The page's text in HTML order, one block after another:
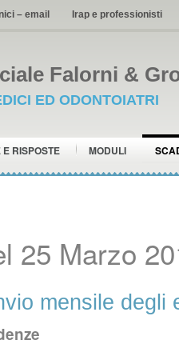
– email Irap e professionisti
Falorni &
ED ODONTOIATRI
RISPOSTE MODULI
25 Marzo
mensile degli